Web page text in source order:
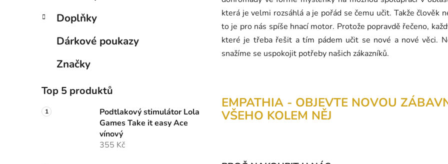
Doplňky
Dárkové poukazy
Značky
Top 5 produktů
Podtlakový stimulátor Lola
Games Take it easy Ace
vínový
355 Kč
která je velmi rozsáhlá a je pořád se čemu učit. Takže člověk
to je pro nás spíše hnací motor. Protože popravdě řečeno,
které je třeba řešit a tím pádem učit se nové a nové věci.
snažíme se uspokojit potřeby našich zákazníků.
EMPATHIA - OBJEVTE NOVOU
VŠEHO KOLEM NĚJ